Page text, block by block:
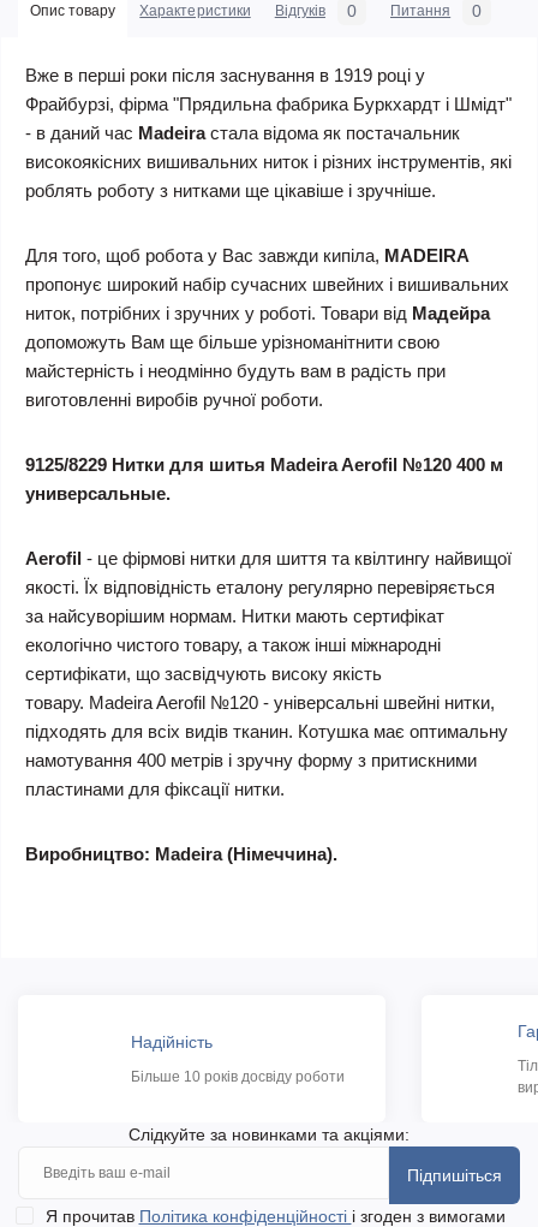
Опис товару Характеристики Відгуків 0 Питання 0
Вже в перші роки після заснування в 1919 році у
Фрайбурзі, фірма "Прядильна фабрика Буркхардт і Шмідт"
- в даний час Madeiraстала відома як постачальник
високоякісних вишивальних ниток і різних інструментів, які
роблять роботу з нитками ще цікавіше і зручніше.
Для того, щоб робота у Вас завжди кипіла, MADEIRA
пропонує широкий набір сучасних швейних і вишивальних
ниток, потрібних і зручних у роботі. Товари від Мадейра
допоможуть Вам ще більше урізноманітнити свою
майстерність і неодмінно будуть вам в радість при
виготовленні виробів ручної роботи.
9125/8229 Нитки для шитья Madeira Aerofil №120 400 м
универсальные.
Aerofil - це фірмові нитки для шиття та квілтингу найвищої
якості. Їх відповідність еталону регулярно перевіряється
за найсуворішим нормам. Нитки мають сертифікат
екологічно чистого товару, а також інші міжнародні
сертифікати, що засвідчують високу якість
товару. Madeira Aerofil №120 - універсальні швейні нитки,
підходять для всіх видів тканин. Котушка має оптимальну
намотування 400 метрів і зручну форму з притискними
пластинами для фіксації нитки.
Виробництво: Madeira (Німеччина).
Надійність
Більше 10 років досвіду роботи
Слідкуйте за новинками та акціями:
Підпишіться
Я прочитав Політика конфіденційності і згоден з вимогами